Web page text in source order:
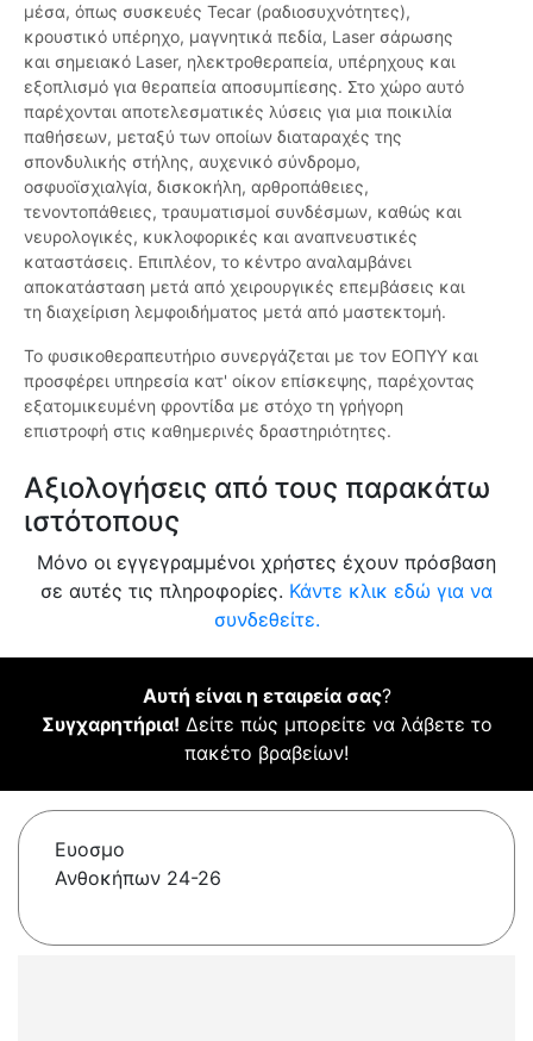
μέσα, όπως συσκευές Tecar (ραδιοσυχνότητες),
κρουστικό υπέρηχο, μαγνητικά πεδία, Laser σάρωσης
και σημειακό Laser, ηλεκτροθεραπεία, υπέρηχους και
εξοπλισμό για θεραπεία αποσυμπίεσης. Στο χώρο αυτό
παρέχονται αποτελεσματικές λύσεις για μια ποικιλία
παθήσεων, μεταξύ των οποίων διαταραχές της
σπονδυλικής στήλης, αυχενικό σύνδρομο,
οσφυοϊσχιαλγία, δισκοκήλη, αρθροπάθειες,
τενοντοπάθειες, τραυματισμοί συνδέσμων, καθώς και
νευρολογικές, κυκλοφορικές και αναπνευστικές
καταστάσεις. Επιπλέον, το κέντρο αναλαμβάνει
αποκατάσταση μετά από χειρουργικές επεμβάσεις και
τη διαχείριση λεμφοιδήματος μετά από μαστεκτομή.
Το φυσικοθεραπευτήριο συνεργάζεται με τον ΕΟΠΥΥ και
προσφέρει υπηρεσία κατ' οίκον επίσκεψης, παρέχοντας
εξατομικευμένη φροντίδα με στόχο τη γρήγορη
επιστροφή στις καθημερινές δραστηριότητες.
Αξιολογήσεις από τους παρακάτω
ιστότοπους
Μόνο οι εγγεγραμμένοι χρήστες έχουν πρόσβαση
σε αυτές τις πληροφορίες. Κάντε κλικ εδώ για να
συνδεθείτε.
Αυτή είναι η εταιρεία σας?
Συγχαρητήρια! Δείτε πώς μπορείτε να λάβετε το
πακέτο βραβείων!
Ευοσμο
Ανθοκήπων 24-26